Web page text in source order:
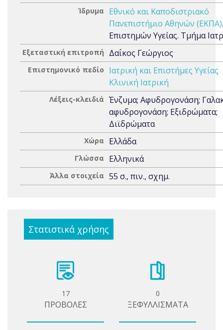
Ίδρυμα
Εθνικό και Καποδιστριακό
Πανεπιστήμιο Αθηνών (ΕΚΠΑ)
Επιστημών Υγείας. Τμήμα
Εξεταστική επιτροπή Δαΐκος Γεώργιος
Επιστημονικό πεδίο
Ιατρική και Επιστήμες Υγείας
Κλινική Ιατρική
Λέξεις-κλειδιά Ένζυμα; Αφυδρογονάση;
αφυδρογονάση; Εξιδρώματα;
Διϊδρώματα
Χώρα Ελλάδα
Γλώσσα Ελληνικά
Άλλα στοιχεία 55 σ., πιν., σχημ.
Στατιστικά χρήσης
17
ΠΡΟΒΟΛΕΣ
0
ΞΕΦΥΛΛΙΣΜΑΤΑ